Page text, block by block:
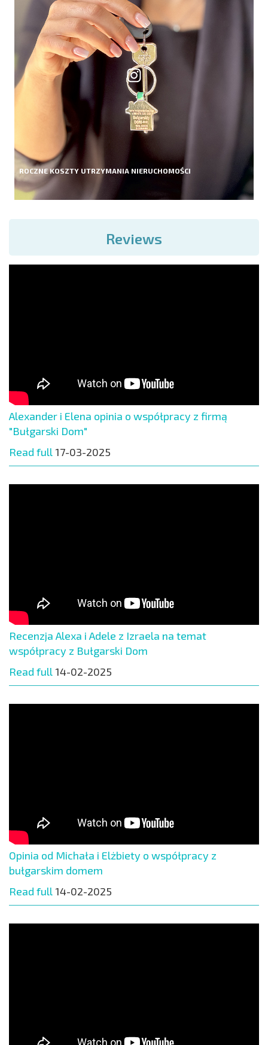
ROCZNE KOSZTY UTRZYMANIA NIERUCHOMOŚCI
Reviews
Alexander i Elena opinia o współpracy z firmą
"Bułgarski Dom"
Read full 17-03-2025
Recenzja Alexa i Adele z Izraela na temat
współpracy z Bułgarski Dom
Read full 14-02-2025
Opinia od Michała i Elżbiety o współpracy z
bułgarskim domem
Read full 14-02-2025